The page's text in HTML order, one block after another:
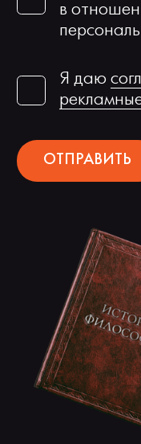
в
Я даю
ОТПРАВИТЬ